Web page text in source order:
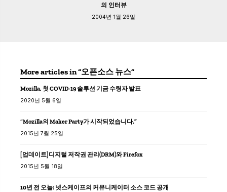
의 인터뷰
2004년 1월 26일
More articles in “오픈소스 뉴스”
Mozilla, 첫 COVID-19 솔루션 기금 수령자 발표
2020년 5월 6일
“Mozilla의 Maker Party가 시작되었습니다.”
2015년 7월 25일
[업데이트]디지털 저작권 관리(DRM)와 Firefox
2015년 5월 18일
10년 전 오늘: 넷스케이프의 커뮤니케이터 소스 코드 공개